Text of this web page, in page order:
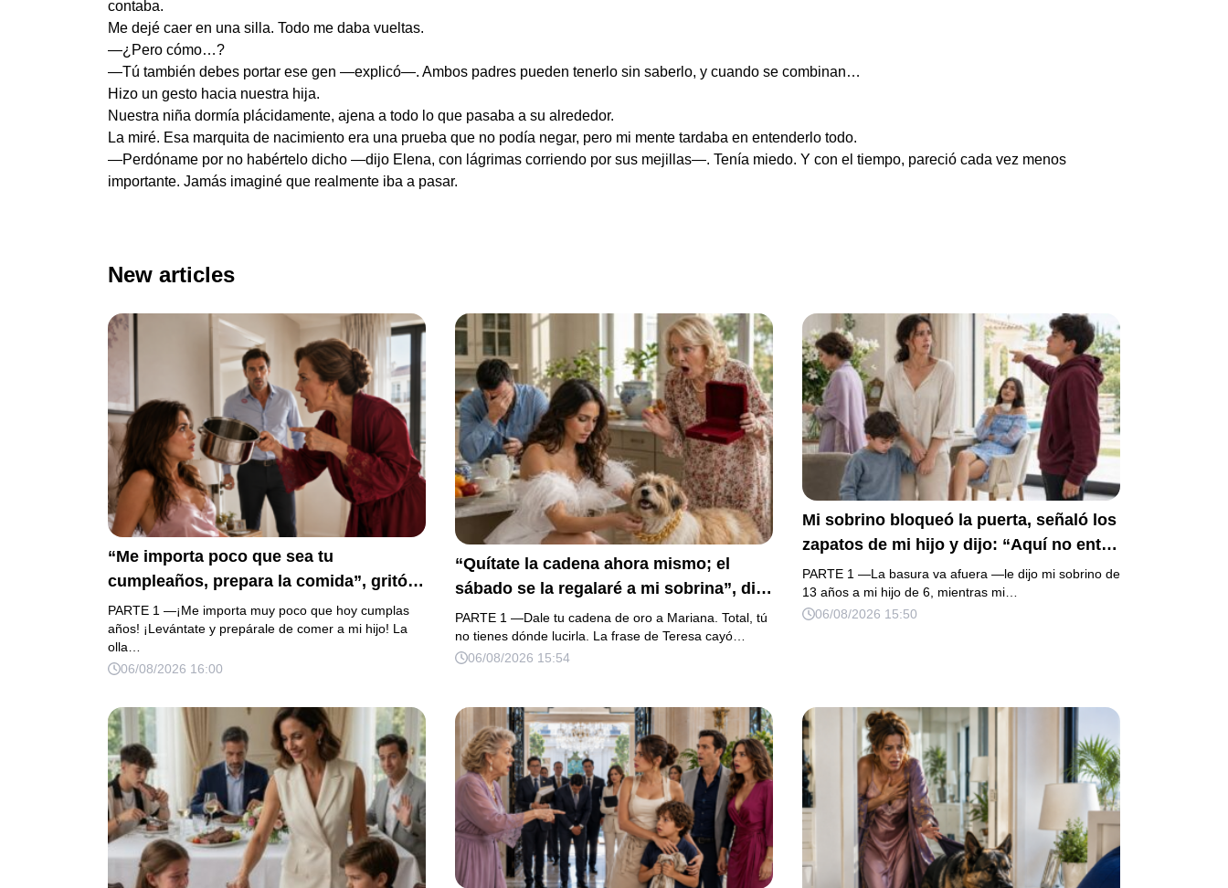
contaba.
Me dejé caer en una silla. Todo me daba vueltas.
—¿Pero cómo…?
—Tú también debes portar ese gen —explicó—. Ambos padres pueden tenerlo sin saberlo, y cuando se combinan…
Hizo un gesto hacia nuestra hija.
Nuestra niña dormía plácidamente, ajena a todo lo que pasaba a su alrededor.
La miré. Esa marquita de nacimiento era una prueba que no podía negar, pero mi mente tardaba en entenderlo todo.
—Perdóname por no habértelo dicho —dijo Elena, con lágrimas corriendo por sus mejillas—. Tenía miedo. Y con el tiempo, pareció cada vez menos
importante. Jamás imaginé que realmente iba a pasar.
New articles
“Me importa poco que sea tu
cumpleaños, prepara la comida”, gritó
mi suegra antes de lanzar una olla
contra mi cama. Mi esposo regresó
horas después oliendo al perfume de su
amante, seguro de que yo lo perdonaría.
Pero yo ya tenía 3 copias de los estados
de cuenta y una carta que podía dejarlo
sin el hogar que creía suyo.
PARTE 1 —¡Me importa muy poco que hoy cumplas
años! ¡Levántate y prepárale de comer a mi hijo! La
olla…
06/08/2026 16:00
“Quítate la cadena ahora mismo; el
sábado se la regalaré a mi sobrina”, dijo
mi suegra, asegurando que una mujer
con las manos marcadas por espinas no
merecía 50 gramos de oro. Mi esposo
calma y le pedí que preparara la fiesta.
Ella creyó haber ganado… hasta que
proyecté el recibo completo que había
intentado ocultar.
PARTE 1 —Dale tu cadena de oro a Mariana. Total, tú
no tienes dónde lucirla. La frase de Teresa cayó…
06/08/2026 15:54
Mi sobrino bloqueó la puerta, señaló los
zapatos de mi hijo y dijo: “Aquí no entra
la basura”. Mi madre bajó la mirada y mi
hermana siguió tomando café como si
nada. Yo asentí, abracé a mi niño y me
mismo niño que acababa de humillarlo.
PARTE 1 —La basura va afuera —le dijo mi sobrino de
13 años a mi hijo de 6, mientras mi…
06/08/2026 15:50